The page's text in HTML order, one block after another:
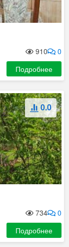
0
910
Подробнее
0.0
0
734
Подробнее